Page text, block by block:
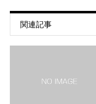
関連記事